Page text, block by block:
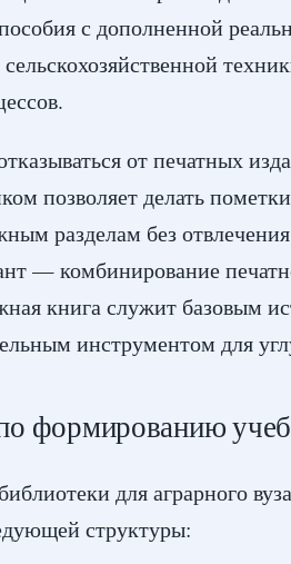
с дополненной
от печатных
позволяет делать
разделам без
— комбинирование
книга служит базовым
инструментом для
формированию
для аграрного
структуры: